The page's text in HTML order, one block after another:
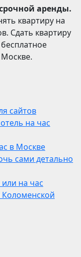
аренды.
квартиру на
Сдать квартиру
сайтов
на час
в Москве
сами детально
на час
Коломенской